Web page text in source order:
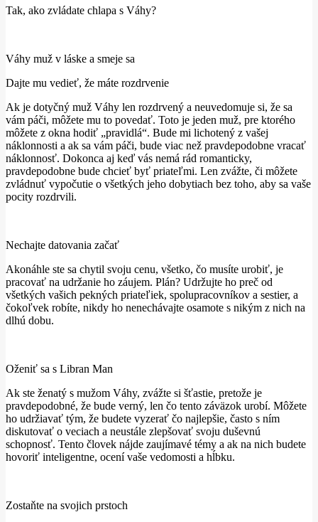
Tak, ako zvládate chlapa s Váhy?
Váhy muž v láske a smeje sa
Dajte mu vedieť, že máte rozdrvenie
Ak je dotyčný muž Váhy len rozdrvený a neuvedomuje si, že sa
vám páči, môžete mu to povedať. Toto je jeden muž, pre ktorého
môžete z okna hodiť „pravidlá“. Bude mi lichotený z vašej
náklonnosti a ak sa vám páči, bude viac než pravdepodobne vracať
náklonnosť. Dokonca aj keď vás nemá rád romanticky,
pravdepodobne bude chcieť byť priateľmi. Len zvážte, či môžete
zvládnuť vypočutie o všetkých jeho dobytiach bez toho, aby sa vaše
pocity rozdrvili.
Nechajte datovania začať
Akonáhle ste sa chytil svoju cenu, všetko, čo musíte urobiť, je
pracovať na udržanie ho záujem. Plán? Udržujte ho preč od
všetkých vašich pekných priateľiek, spolupracovníkov a sestier, a
čokoľvek robíte, nikdy ho nenechávajte osamote s nikým z nich na
dlhú dobu.
Oženiť sa s Libran Man
Ak ste ženatý s mužom Váhy, zvážte si šťastie, pretože je
pravdepodobné, že bude verný, len čo tento záväzok urobí. Môžete
ho udržiavať tým, že budete vyzerať čo najlepšie, často s ním
diskutovať o veciach a neustále zlepšovať svoju duševnú
schopnosť. Tento človek nájde zaujímavé témy a ak na nich budete
hovoriť inteligentne, ocení vaše vedomosti a hĺbku.
Zostaňte na svojich prstoch